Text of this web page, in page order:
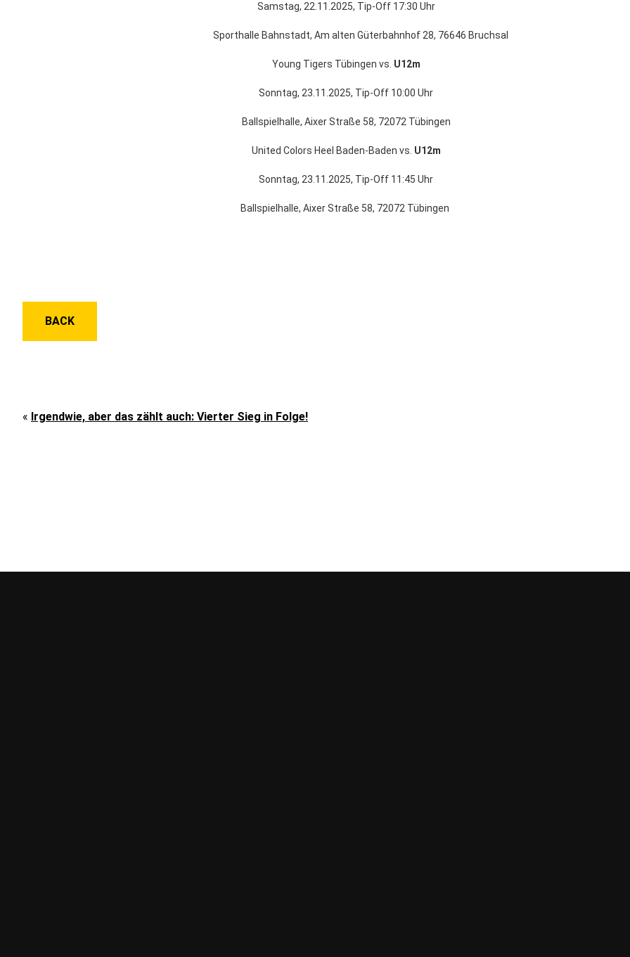
Samstag, 22.11.2025, Tip-Off 17:30 Uhr
Sporthalle Bahnstadt, Am alten Güterbahnhof 28, 76646 Bruchsal
Young Tigers Tübingen vs. U12m
Sonntag, 23.11.2025, Tip-Off 10:00 Uhr
Ballspielhalle, Aixer Straße 58, 72072 Tübingen
United Colors Heel Baden-Baden vs. U12m
Sonntag, 23.11.2025, Tip-Off 11:45 Uhr
Ballspielhalle, Aixer Straße 58, 72072 Tübingen
BACK
« Irgendwie, aber das zählt auch: Vierter Sieg in Folge!